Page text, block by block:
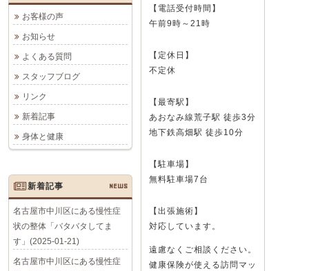
【電話受付時間】
午前9時～21時
【定休日】
不定休
【最寄駅】
あおなみ線荒子駅 徒歩3分
地下鉄高畑駅 徒歩10分
【駐車場】
無料駐車場7台
【出張施術】
対応しています。
遠慮なくご相談ください。
健康保険が使える訪問マッ
お客様の声
お知らせ
よくある質問
スタッフブログ
リンク
新着記事
身体と健康
新着記事 NEWS
名古屋市中川区にある慢性症
状の整体「バタバタしてま
す」(2025-01-21)
名古屋市中川区にある慢性症